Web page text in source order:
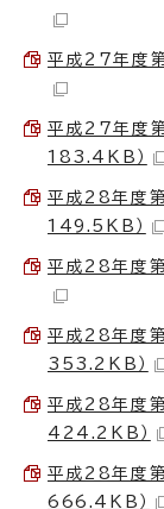
平成27年度
平成27年度
183.4KB）
平成28年度第
149.5KB）
平成28年度
平成28年度
353.2KB）
平成28年度
424.2KB）
平成28年度
666.4KB）